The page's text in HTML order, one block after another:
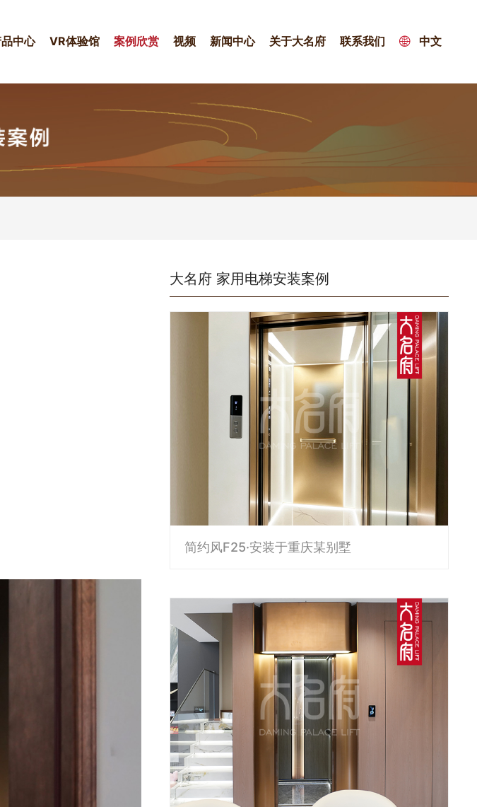
中心 VR体验馆 案例欣赏 视频 新闻中心 关于大名府 联系我们 中文
大名府 家用电梯安装案例
简约风F25·安装于重庆某别墅